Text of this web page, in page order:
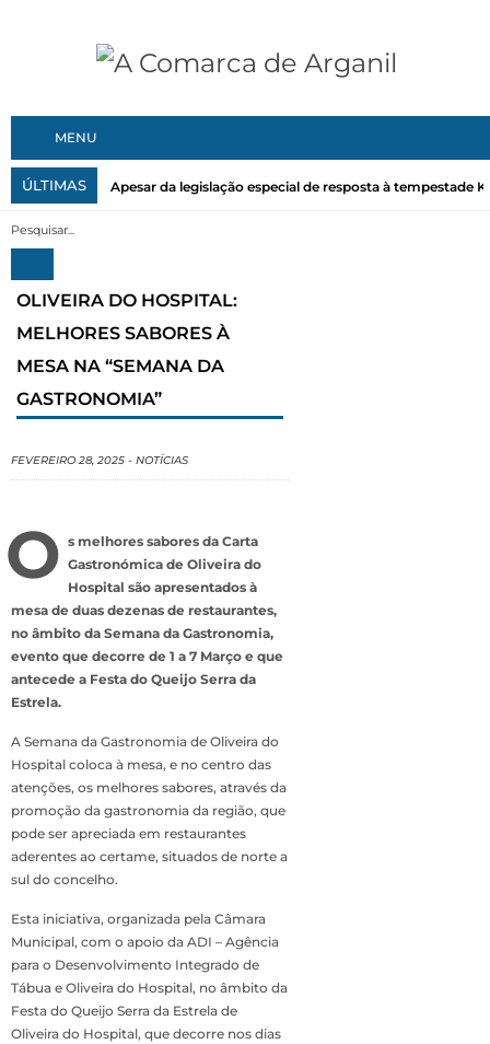
MENU
ÚLTIMAS Apesar da legislação especial de resposta à tempestade
OLIVEIRA DO HOSPITAL:
MELHORES SABORES À
MESA NA “SEMANA DA
GASTRONOMIA”
FEVEREIRO 28, 2025 - NOTÍCIAS
O s melhores sabores da Carta
Gastronómica de Oliveira do
Hospital são apresentados à
mesa de duas dezenas de restaurantes,
no âmbito da Semana da Gastronomia,
evento que decorre de 1 a 7 Março e que
antecede a Festa do Queijo Serra da
Estrela.
A Semana da Gastronomia de Oliveira do
Hospital coloca à mesa, e no centro das
atenções, os melhores sabores, através da
promoção da gastronomia da região, que
pode ser apreciada em restaurantes
aderentes ao certame, situados de norte a
sul do concelho.
Esta iniciativa, organizada pela Câmara
Municipal, com o apoio da ADI – Agência
para o Desenvolvimento Integrado de
Tábua e Oliveira do Hospital, no âmbito da
Festa do Queijo Serra da Estrela de
Oliveira do Hospital, que decorre nos dias